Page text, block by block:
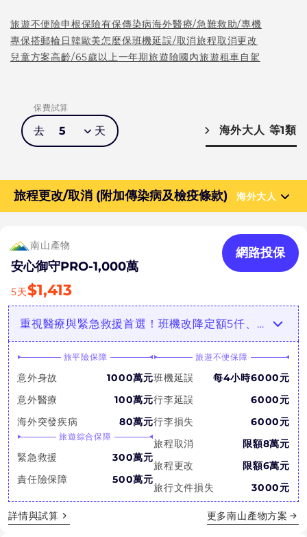
旅遊不便險申根保險有保傳染病海外醫療/急難救助/專機
專保搭郵輪 日韓歐美怎麼保班機延誤/取消旅程取消更改
兒童方案高齡/65歲以上一年期旅遊險國內旅遊租車自駕
保費試算
去 5 天 海外大人 等1類
旅程更改/取消 (附加傳染病及檢疫條款) 海外大人
南山產物
安心御守PRO-1,000萬
網路投保
5天$1,413
重視醫療與緊急救援首選！班機改降定額5仟、食物中毒1萬，挑戰最高CP值！
旅平險保障
意外身故
1000萬元
意外醫療
100萬元
海外突發疾病
80萬元
旅遊綜合保障
緊急救援
300萬元
責任險保障
500萬元
旅遊不便保障
班機延誤
每4小時6000元
行李延誤
6000元
行李損失
6000元
旅程取消
限額8萬元
旅程更改
限額6萬元
旅行文件損失
3000元
詳情與試算 更多南山產物方案